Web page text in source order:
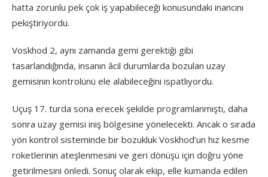
hatta zorunlu pek çok iş yapabileceği konusundaki inancını
pekiştiriyordu.
Voskhod 2, aynı zamanda gemi gerektiği gibi
tasarlandığında, insanın âcil durumlarda bozulan uzay
gemisinin kontrolünü ele alabileceğini ispatlıyordu.
Uçuş 17. turda sona erecek şekilde programlanmıştı, daha
sonra uzay gemisi iniş bölgesine yönelecekti. Ancak o sırada
yön kontrol sisteminde bir bozukluk Voskhod’un hız kesme
roketlerinin ateşlenmesini ve geri dönüşü için doğru yöne
getirilmesini önledi. Sonuç olarak ekip, elle kumanda edilen